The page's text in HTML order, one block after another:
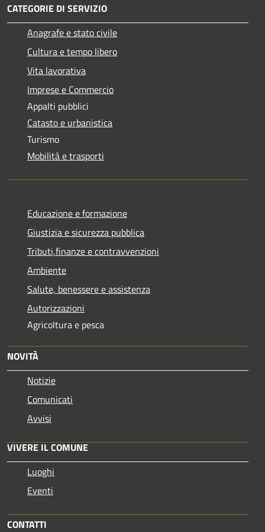
CATEGORIE DI SERVIZIO
Anagrafe e stato civile
Cultura e tempo libero
Vita lavorativa
Imprese e Commercio
Appalti pubblici
Catasto e urbanistica
Turismo
Mobilità e trasporti
Educazione e formazione
Giustizia e sicurezza pubblica
Tributi,finanze e contravvenzioni
Ambiente
Salute, benessere e assistenza
Autorizzazioni
Agricoltura e pesca
NOVITÀ
Notizie
Comunicati
Avvisi
VIVERE IL COMUNE
Luoghi
Eventi
CONTATTI